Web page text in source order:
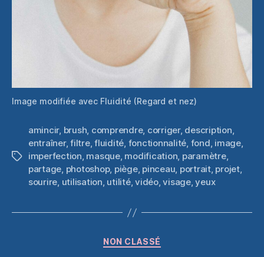
Image modifiée avec Fluidité (Regard et nez)
Étiquettes
amincir, brush, comprendre, corriger, description,
entraîner,filtre,fluidité, fonctionnalité, fond, image,
imperfection, masque, modification, paramètre,
partage, photoshop, piège, pinceau, portrait, projet,
sourire, utilisation, utilité,vidéo,visage,yeux
Catégories
NON CLASSÉ